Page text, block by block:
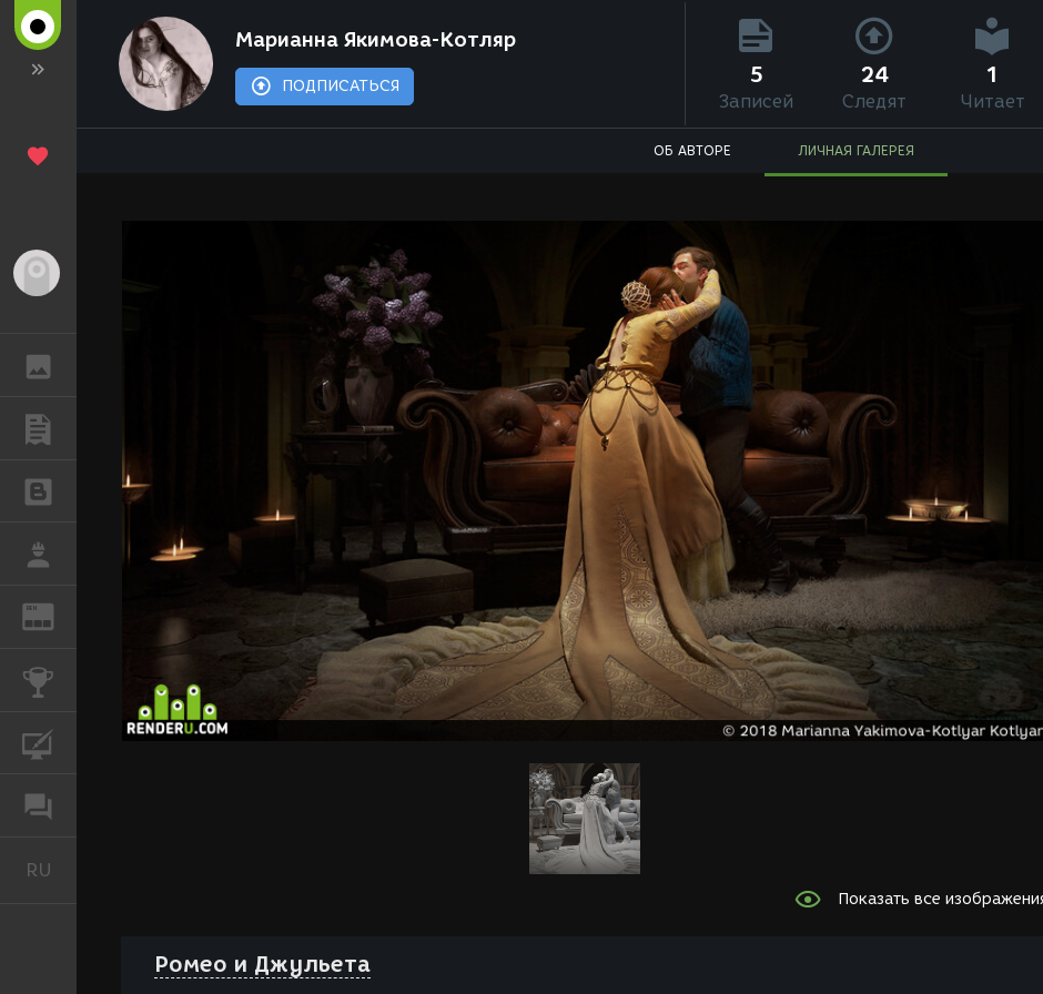
БЛОГИ
РАБОТА
REN
RU
Марианна Якимова-Котляр
ПОДПИСАТЬСЯ 5
Записей
24
Следят
1
Читает
ОБ АВТОРЕ ЛИЧНАЯ ГАЛЕРЕЯ
Показать все
Ромео и Джульета